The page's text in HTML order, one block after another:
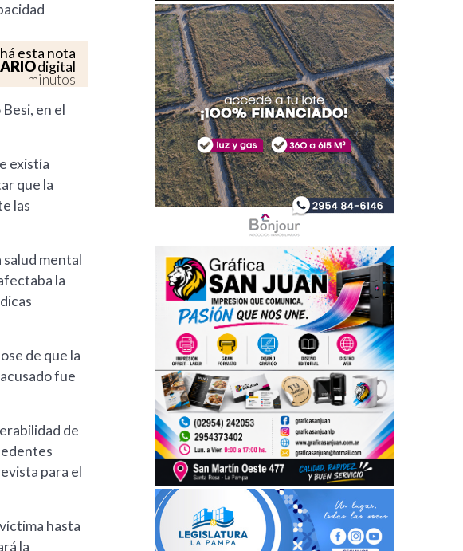
esta nota
digital
minutos
en el
existía
que la
las
mental
la
de que la
fue
de
para el
hasta
la